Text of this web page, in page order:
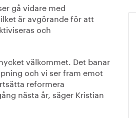
gå vidare med
är avgörande för att
och
välkommet. Det banar
och vi ser fram emot
reformera
nästa år, säger Kristian